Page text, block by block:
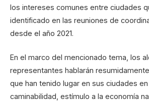
los intereses comunes entre ciudades
identificado en las reuniones de
desde el año 2021.
En el marco del mencionado tema, los
representantes hablarán
que han tenido lugar en sus ciudades
caminabilidad, estímulo a la economía